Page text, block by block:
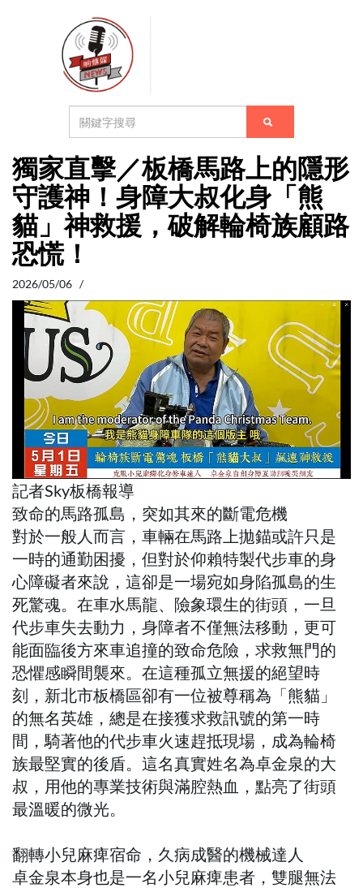
致命的馬路孤島，突如其來的斷電危機
記者Sky板橋報導
致命的馬路孤島，突如其來的斷電危機
獨家直擊／板橋馬路上的隱形
守護神！身障大叔化身「熊
貓」神救援，破解輪椅族顧路
恐慌！
2026/05/06 /
記者Sky板橋報導
致命的馬路孤島，突如其來的斷電危機
對於一般人而言，車輛在馬路上拋錨或許只是
一時的通勤困擾，但對於仰賴特製代步車的身
心障礙者來說，這卻是一場宛如身陷孤島的生
死驚魂。在車水馬龍、險象環生的街頭，一旦
代步車失去動力，身障者不僅無法移動，更可
能面臨後方來車追撞的致命危險，求救無門的
恐懼感瞬間襲來。在這種孤立無援的絕望時
刻，新北市板橋區卻有一位被尊稱為「熊貓」
的無名英雄，總是在接獲求救訊號的第一時
間，騎著他的代步車火速趕抵現場，成為輪椅
族最堅實的後盾。這名真實姓名為卓金泉的大
叔，用他的專業技術與滿腔熱血，點亮了街頭
最溫暖的微光。
翻轉小兒麻痺宿命，久病成醫的機械達人
卓金泉本身也是一名小兒麻痺患者，雙腿無法